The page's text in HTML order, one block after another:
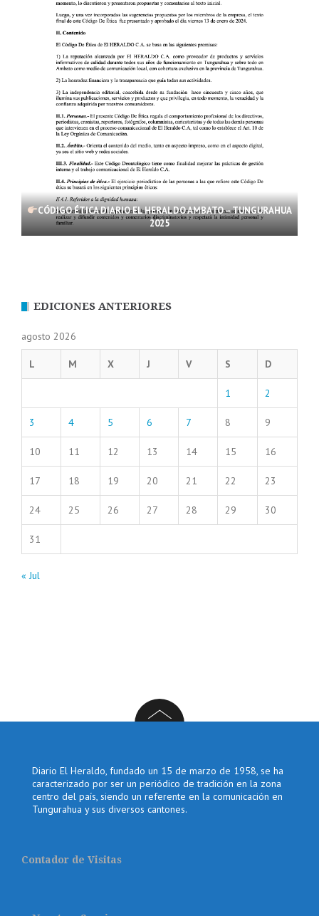
CÓDIGO ÉTICA DIARIO EL HERALDO AMBATO – TUNGURAHUA
2025
EDICIONES ANTERIORES
agosto 2026
L M X J V S D
1 2
3 4 5 6 7 8 9
10 11 12 13 14 15 16
17 18 19 20 21 22 23
24 25 26 27 28 29 30
31
« Jul
Diario El Heraldo, fundado un 15 de marzo de 1958, se ha
caracterizado por ser un periódico de tradición en la zona
centro del país, siendo un referente en la comunicación en
Tungurahua y sus diversos cantones.
Contador de Visitas